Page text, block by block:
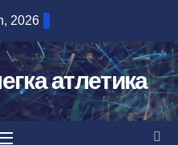
2026
атлетика